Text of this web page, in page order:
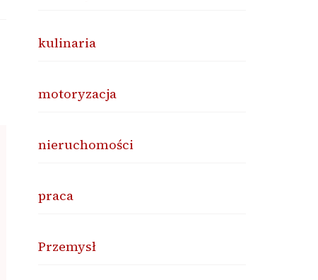
kulinaria
motoryzacja
nieruchomości
praca
Przemysł